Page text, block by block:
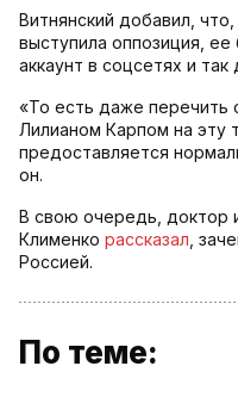
Витнянский добавил,
выступила оппозиция,
аккаунт в соцсетях и так
«То есть даже перечить
Лилианом Карпом на эту
предоставляется
он.
В свою очередь, доктор
Клименко рассказал ,
Россией.
По теме: